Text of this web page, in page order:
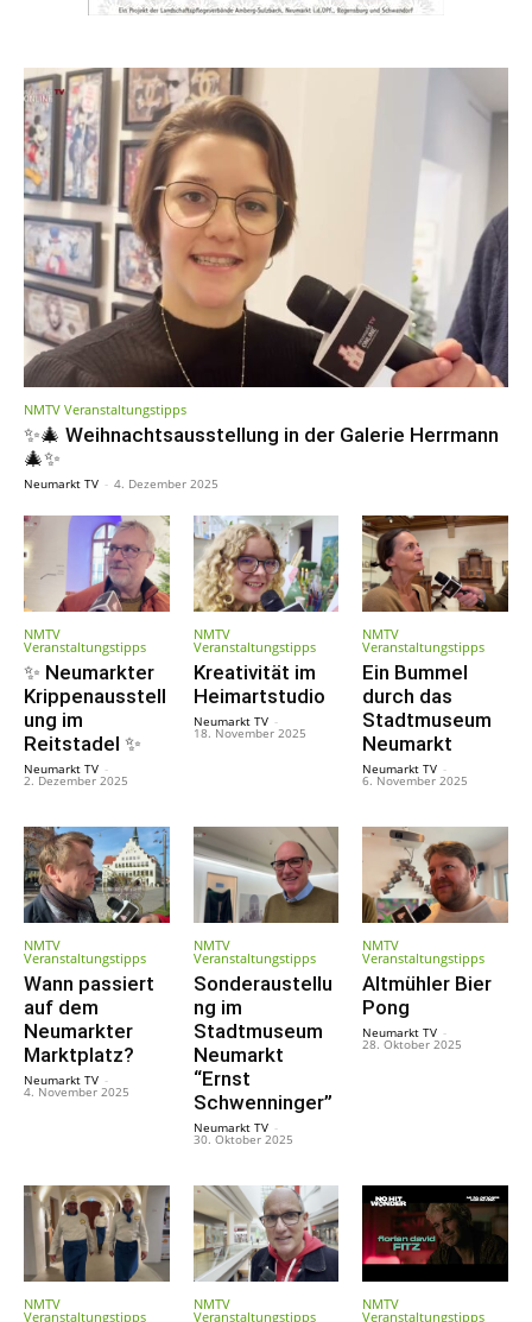
NMTV Veranstaltungstipps
✨🎄 Weihnachtsausstellung in der Galerie Herrmann
🎄✨
Neumarkt TV - 4. Dezember 2025
NMTV
Veranstaltungstipps
✨ Neumarkter
Krippenausstell
ung im
Reitstadel ✨
Neumarkt TV -
2. Dezember 2025
NMTV
Veranstaltungstipps
Kreativität im
Heimartstudio
Neumarkt TV -
18. November 2025
NMTV
Veranstaltungstipps
Ein Bummel
durch das
Stadtmuseum
Neumarkt
Neumarkt TV -
6. November 2025
NMTV
Veranstaltungstipps
Wann passiert
auf dem
Neumarkter
Marktplatz?
Neumarkt TV -
4. November 2025
NMTV
Veranstaltungstipps
Sonderaustellu
ng im
Stadtmuseum
Neumarkt
“Ernst
Schwenninger”
Neumarkt TV -
30. Oktober 2025
NMTV
Veranstaltungstipps
Altmühler Bier
Pong
Neumarkt TV -
28. Oktober 2025
NMTV
Veranstaltungstipps
NMTV
Veranstaltungstipps
NMTV
Veranstaltungstipps